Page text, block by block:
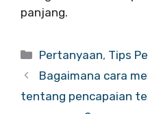
panjang.
Categories
Pertanyaan, Tips
Bagaimana cara
tentang pencapaian